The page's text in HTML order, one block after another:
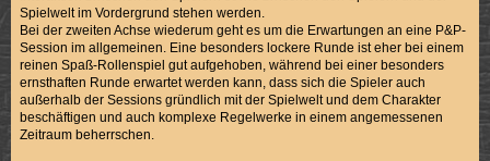
Spielwelt im Vordergrund stehen werden.
Bei der zweiten Achse wiederum geht es um die Erwartungen an eine P&P-
Session im allgemeinen. Eine besonders lockere Runde ist eher bei einem
reinen Spaß-Rollenspiel gut aufgehoben, während bei einer besonders
ernsthaften Runde erwartet werden kann, dass sich die Spieler auch
außerhalb der Sessions gründlich mit der Spielwelt und dem Charakter
beschäftigen und auch komplexe Regelwerke in einem angemessenen
Zeitraum beherrschen.